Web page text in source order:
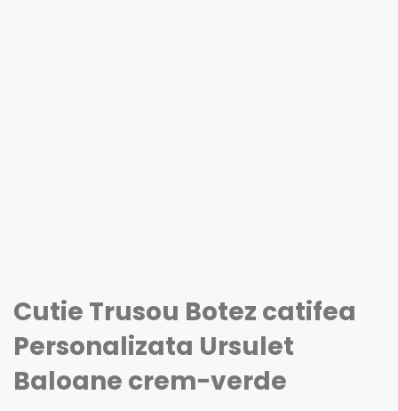
Cutie Trusou Botez catifea
Personalizata Ursulet
Baloane crem-verde